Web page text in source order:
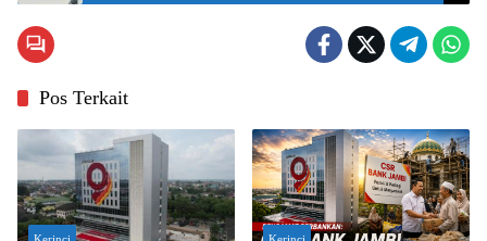
Pos Terkait